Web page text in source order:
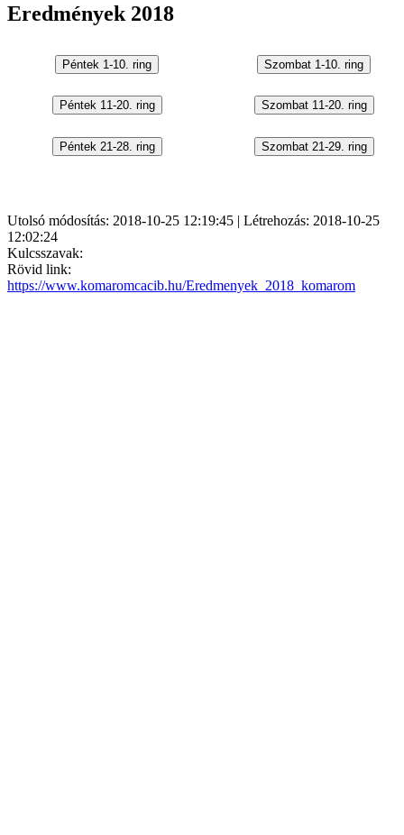
Eredmények 2018
Utolsó módosítás: 2018-10-25 12:19:45 | Létrehozás: 2018-10-25
12:02:24
Kulcsszavak:
Rövid link:
https://www.komaromcacib.hu/Eredmenyek_2018_komarom